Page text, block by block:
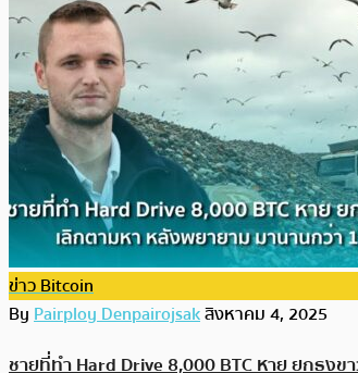
ข่าว Bitcoin
ByPairploy Denpairojsakสิงหาคม 4, 2025
ชายที่ทำ Hard Drive 8,000 BTC หาย ยกธง